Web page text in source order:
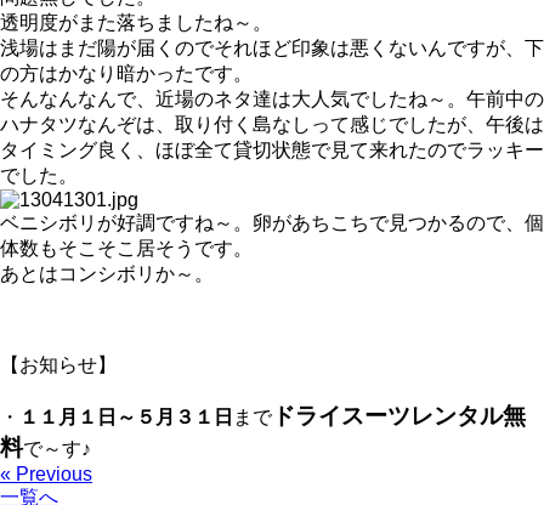
透明度がまた落ちましたね～。
浅場はまだ陽が届くのでそれほど印象は悪くないんですが、下
の方はかなり暗かったです。
そんなんなんで、近場のネタ達は大人気でしたね～。午前中の
ハナタツなんぞは、取り付く島なしって感じでしたが、午後は
タイミング良く、ほぼ全て貸切状態で見て来れたのでラッキー
でした。
ベニシボリが好調ですね～。卵があちこちで見つかるので、個
体数もそこそこ居そうです。
あとはコンシボリか～。
【お知らせ】
・ １１月１日～５月３１日 までドライスーツレンタル無
料で～す♪
« Previous
一覧へ